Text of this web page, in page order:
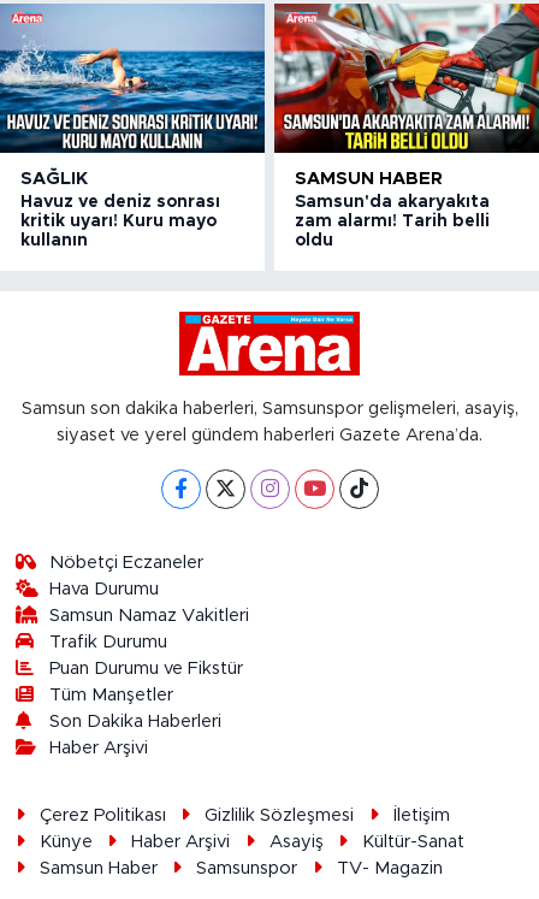
SAĞLIK
Havuz ve deniz sonrası
kritik uyarı! Kuru mayo
kullanın
SAMSUN HABER
Samsun'da akaryakıta
zam alarmı! Tarih belli
oldu
Samsun son dakika haberleri, Samsunspor gelişmeleri, asayiş,
siyaset ve yerel gündem haberleri Gazete Arena’da.
Nöbetçi Eczaneler
Hava Durumu
Samsun Namaz Vakitleri
Trafik Durumu
Puan Durumu ve Fikstür
Tüm Manşetler
Son Dakika Haberleri
Haber Arşivi
Çerez Politikası Gizlilik Sözleşmesi
İletişim
Künye
Haber Arşivi Asayiş
Kültür-Sanat
Samsun Haber
Samsunspor TV- Magazin